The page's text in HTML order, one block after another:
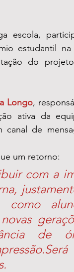
escola,
estudantil na
do
Longo,
ativa da
de
um retorno:
com a
como
de